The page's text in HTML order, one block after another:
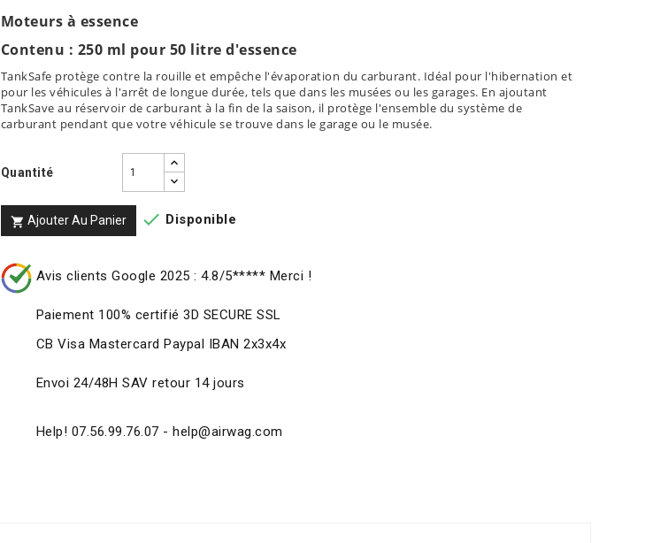
Moteurs à essence
Contenu : 250 ml pour 50 litre d'essence
TankSafe protège contre la rouille et empêche l'évaporation du carburant. Idéal pour l'hibernation et
pour les véhicules à l'arrêt de longue durée, tels que dans les musées ou les garages. En ajoutant
TankSave au réservoir de carburant à la fin de la saison, il protège l'ensemble du système de
carburant pendant que votre véhicule se trouve dans le garage ou le musée.
Quantité
 Ajouter Au Panier  Disponible
Avis clients Google 2025 : 4.8/5***** Merci !
Paiement 100% certifié 3D SECURE SSL
CB Visa Mastercard Paypal IBAN 2x3x4x
Envoi 24/48H SAV retour 14 jours
Help! 07.56.99.76.07 - help@airwag.com